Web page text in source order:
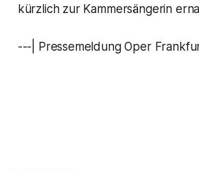
kürzlich zur Kammersängerin
---| Pressemeldung Oper